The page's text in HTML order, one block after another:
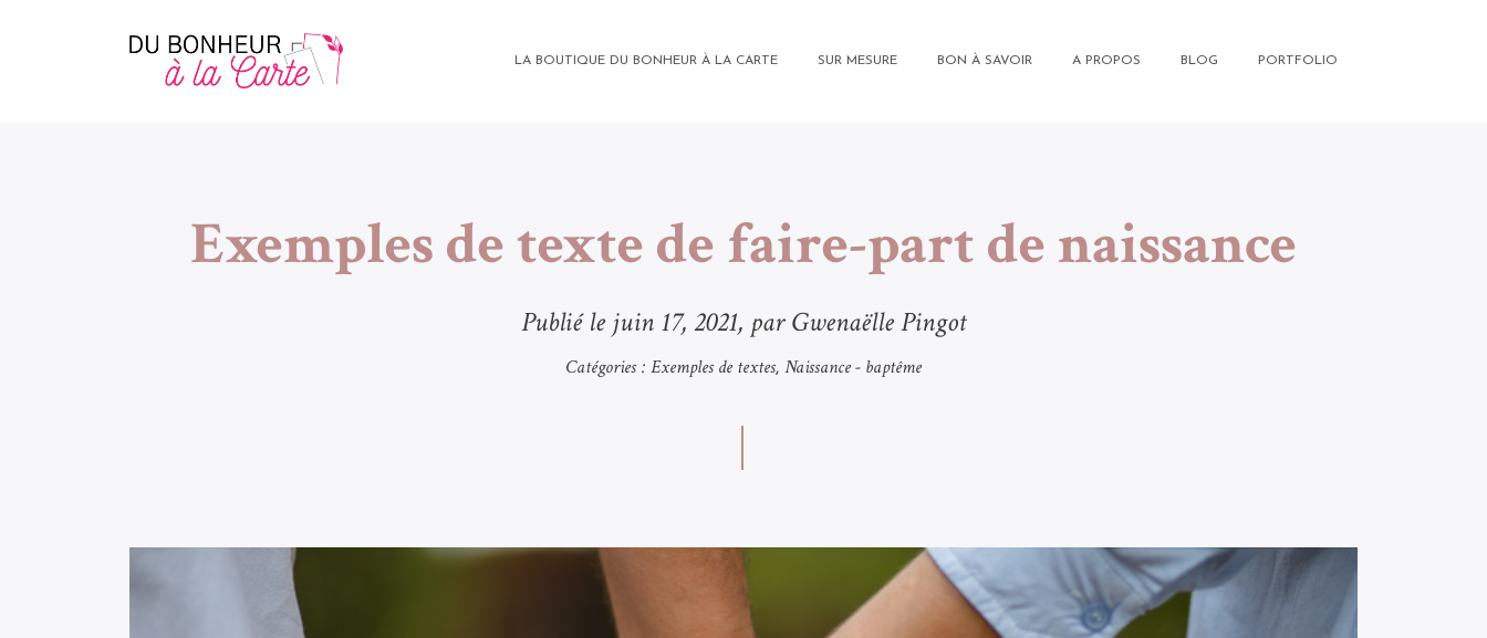
Exemples de texte de faire-part de naissance
Publié le juin 17, 2021, par Gwenaëlle Pingot
Catégories : Exemples de textes Naissance - baptême
LA BOUTIQUE DU BONHEUR À LA CARTE SUR MESURE BON À SAVOIR A PROPOS BLOG PORTFOLIO